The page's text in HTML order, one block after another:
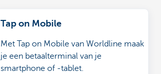
Tap on Mobile
Met Tap on Mobile van Worldline maak
je een betaalterminal van je
smartphone of -tablet.